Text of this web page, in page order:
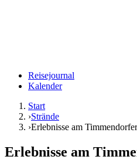
Reisejournal
Kalender
Start
›Strände
›Erlebnisse am
Erlebnisse am